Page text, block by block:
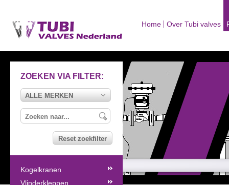
Home Over Tubi valves
ZOEKEN VIA FILTER:
ALLE MERKEN
Reset zoekfilter
Kogelkranen
Vlinderkleppen